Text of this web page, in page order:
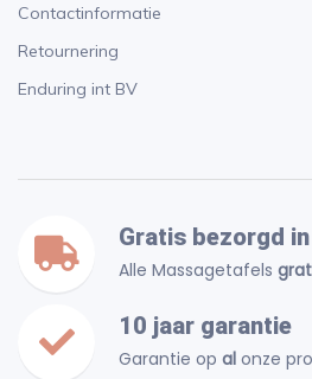
Contactinformatie
Retournering
Enduring int BV
Gratis bezorgd
Alle Massagetafels
10 jaar garantie
Garantie op al onze